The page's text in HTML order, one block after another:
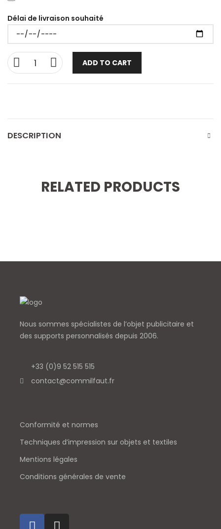
Délai de livraison souhaité
ADD TO CART
DESCRIPTION
RELATED PRODUCTS
Nous sommes spécialistes de l’objet publicitaire et
des supports personnalisés depuis 2006.
+33 (0)9 52 515 515
contact@commilfaut.fr
Conformité et normes
Techniques d’impression sur objets et textiles
Mentions légales
Conditions générales de vente